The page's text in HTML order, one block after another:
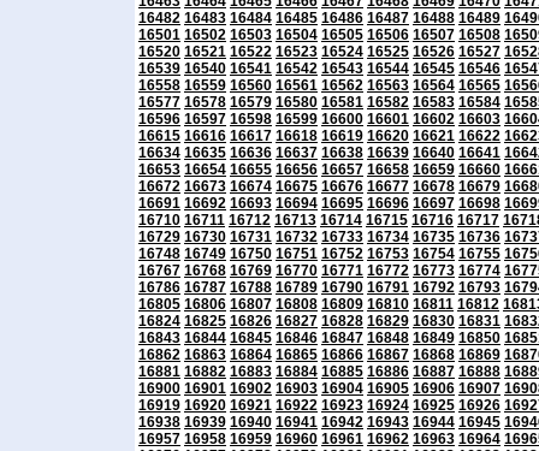
16482 16483 16484 16485 16486 16487 16488 16489
16501 16502 16503 16504 16505 16506 16507 16508
16520 16521 16522 16523 16524 16525 16526 16527
16539 16540 16541 16542 16543 16544 16545 16546
16558 16559 16560 16561 16562 16563 16564 16565
16577 16578 16579 16580 16581 16582 16583 16584
16596 16597 16598 16599 16600 16601 16602 16603
16615 16616 16617 16618 16619 16620 16621 16622
16634 16635 16636 16637 16638 16639 16640 16641
16653 16654 16655 16656 16657 16658 16659 16660
16672 16673 16674 16675 16676 16677 16678 16679
16691 16692 16693 16694 16695 16696 16697 16698
16710 16711 16712 16713 16714 16715 16716 16717
16729 16730 16731 16732 16733 16734 16735 16736
16748 16749 16750 16751 16752 16753 16754 16755
16767 16768 16769 16770 16771 16772 16773 16774
16786 16787 16788 16789 16790 16791 16792 16793
16805 16806 16807 16808 16809 16810 16811 16812
16824 16825 16826 16827 16828 16829 16830 16831
16843 16844 16845 16846 16847 16848 16849 16850
16862 16863 16864 16865 16866 16867 16868 16869
16881 16882 16883 16884 16885 16886 16887 16888
16900 16901 16902 16903 16904 16905 16906 16907
16919 16920 16921 16922 16923 16924 16925 16926
16938 16939 16940 16941 16942 16943 16944 16945
16957 16958 16959 16960 16961 16962 16963 16964